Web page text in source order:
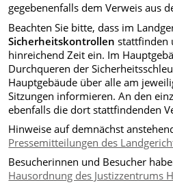
gegebenenfalls dem Verweis aus
Beachten Sie bitte, dass im
Sicherheitskontrollen stattfinden
hinreichend Zeit ein. Im
Durchqueren der
Hauptgebäude über alle am
Sitzungen informieren. An den
ebenfalls die dort stattfindenden
Hinweise auf demnächst
Pressemitteilungen des
Besucherinnen und Besucher
Hausordnung des Justizzentrums